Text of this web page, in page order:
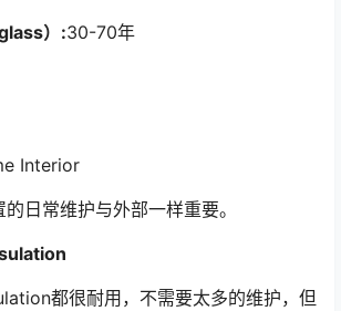
）:30-70年
Interior
日常维护与外部一样重要。
都很耐用，不需要太多的维护，但